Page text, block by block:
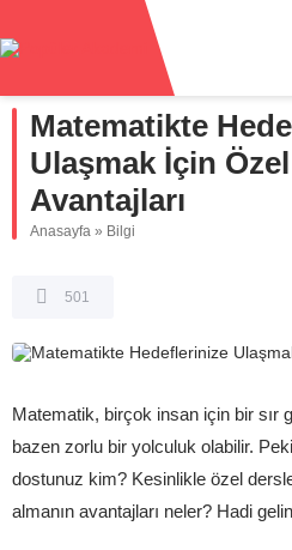
Matematikte
Ulaşmak İçin
Avantajları
Anasayfa » Bilgi
501
Matematik, birçok insan için bir sır
bazen zorlu bir yolculuk olabilir.
dostunuz kim? Kesinlikle özel
almanın avantajları neler? Hadi